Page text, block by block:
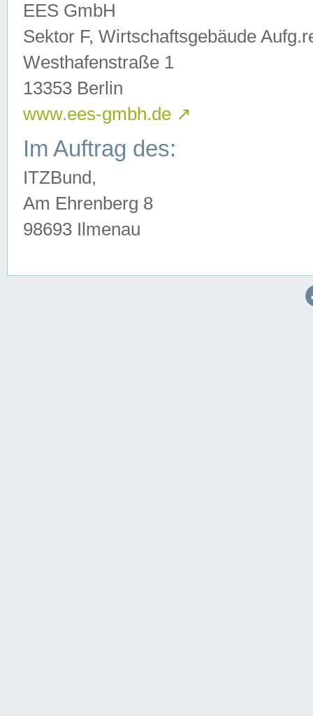
EES GmbH
Sektor F, Wirtschaftsgebäude
Westhafenstraße 1
13353 Berlin
www.ees-gmbh.de ↗
Im Auftrag des:
ITZBund,
Am Ehrenberg 8
98693 Ilmenau